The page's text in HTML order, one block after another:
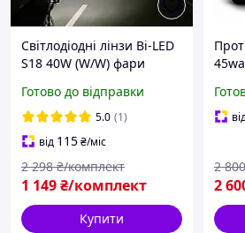
Світлодіодні лінзи Bi-LED
S18 40W (W/W) фари
світла
Готово до відправки
5.0 (1)
від 115₴/міс
1 149₴/комплект
2 298 ₴/комплект
Купити
з
2
2 800